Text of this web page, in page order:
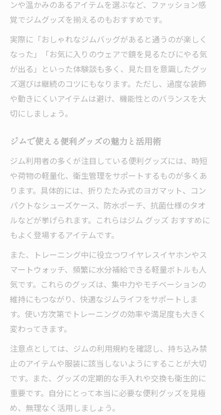
ンや温かみのあるアイテムを選ぶなど、ファッション感
覚でジムグッズを揃えるのもおすすめです。
実際に「おしゃれなジムバッグがあると通うのが楽しく
なった」「お気に入りのウェアで鏡を見るたびにやる気
が出る」といった体験談も多く、見た目を意識したグッ
ズ選びは継続のコツにもなります。ただし、過度な装飾
や動きにくいアイテムは避け、機能性とのバランスを大
切にしましょう。
ジムで使える便利グッズの魅力と活用術
ジム利用者の多くが注目している便利グッズには、時短
や荷物の軽量化、衛生管理をサポートするものが多くあ
ります。具体的には、折りたたみ式のヨガマット、コン
パクトなシューズケース、防水ポーチ、抗菌仕様のタオ
ルなどが挙げられます。これらはジム グッズ おすすめに
もよく登場するアイテムです。
また、トレーニング中に役立つワイヤレスイヤホンやス
マートウォッチ、頻繁に水分補給できる軽量ボトルも人
気です。これらのグッズは、集中力やモチベーションの
維持にもつながり、快適なジムライフをサポートしま
す。使い方次第でトレーニングの効率や満足度も大きく
変わってきます。
注意点としては、ジムの利用規約を確認し、持ち込み禁
止のアイテムや服装に該当しないようにすることが大切
です。また、グッズの定期的な手入れや交換も衛生的に
重要です。自分にとって本当に必要な便利グッズを見極
め、無理なく活用しましょう。